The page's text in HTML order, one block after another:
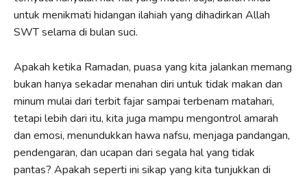
untuk menikmati hidangan ilahiah yang dihadirkan Allah
SWT selama di bulan suci.
Apakah ketika Ramadan, puasa yang kita jalankan memang
bukan hanya sekadar menahan diri untuk tidak makan dan
minum mulai dari terbit fajar sampai terbenam matahari,
tetapi lebih dari itu, kita juga mampu mengontrol amarah
dan emosi, menundukkan hawa nafsu, menjaga pandangan,
pendengaran, dan ucapan dari segala hal yang tidak
pantas? Apakah seperti ini sikap yang kita tunjukkan di